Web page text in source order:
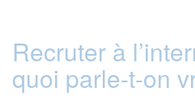
Recruter à
quoi parle-t-on